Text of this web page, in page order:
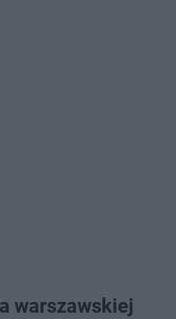
warszawskiej